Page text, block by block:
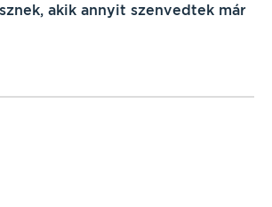
akik annyit szenvedtek már